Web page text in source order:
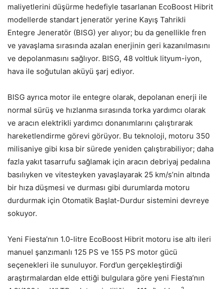
maliyetlerini düşürme hedefiyle tasarlanan EcoBoost Hibrit
modellerde standart jeneratör yerine Kayış Tahrikli
Entegre Jeneratör (BISG) yer alıyor; bu da genellikle fren
ve yavaşlama sırasında azalan enerjinin geri kazanılmasını
ve depolanmasını sağlıyor. BISG, 48 voltluk lityum-iyon,
hava ile soğutulan aküyü şarj ediyor.
BISG ayrıca motor ile entegre olarak, depolanan enerji ile
normal sürüş ve hızlanma sırasında torka yardımcı olarak
ve aracın elektrikli yardımcı donanımlarını çalıştırarak
hareketlendirme görevi görüyor. Bu teknoloji, motoru 350
milisaniye gibi kısa bir sürede yeniden çalıştırabiliyor; daha
fazla yakıt tasarrufu sağlamak için aracın debriyaj pedalına
basılıyken ve vitesteyken yavaşlayarak 25 km/s’nin altında
bir hıza düşmesi ve durması gibi durumlarda motoru
durdurmak için Otomatik Başlat-Durdur sistemini devreye
sokuyor.
Yeni Fiesta’nın 1.0-litre EcoBoost Hibrit motoru ise altı ileri
manuel şanzımanlı 125 PS ve 155 PS motor gücü
seçenekleri ile sunuluyor. Ford’un gerçekleştirdiği
araştırmalardan elde ettiği bulgulara göre yeni Fiesta’nın